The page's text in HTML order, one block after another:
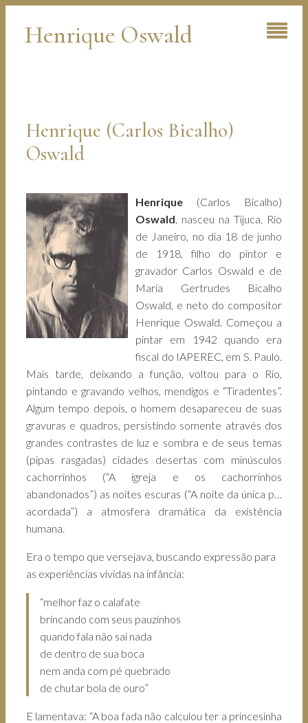
Henrique Oswald
Henrique (Carlos Bicalho)
Oswald
Henrique (Carlos Bicalho)
Oswald, nasceu na Tijuca, Rio
de Janeiro, no dia 18 de junho
de 1918, filho do pintor e
gravador Carlos Oswald e de
Maria Gertrudes Bicalho
Oswald, e neto do compositor
Henrique Oswald. Começou a
pintar em 1942 quando era
fiscal do IAPEREC, em S. Paulo.
Mais tarde, deixando a função, voltou para o Rio,
pintando e gravando velhos, mendigos e “Tiradentes”.
Algum tempo depois, o homem desapareceu de suas
gravuras e quadros, persistindo somente através dos
grandes contrastes de luz e sombra e de seus temas
(pipas rasgadas) cidades desertas com minúsculos
cachorrinhos (“A igreja e os cachorrinhos
abandonados”) as noites escuras (“A noite da única p…
acordada”) a atmosfera dramática da existência
humana.
Era o tempo que versejava, buscando expressão para
as experiências vividas na infância:
“melhor faz o calafate
brincando com seus pauzinhos
quando fala não sai nada
de dentro de sua boca
nem anda com pé quebrado
de chutar bola de ouro”
E lamentava: “A boa fada não calculou ter a princesinha